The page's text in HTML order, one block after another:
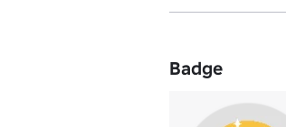
Badge